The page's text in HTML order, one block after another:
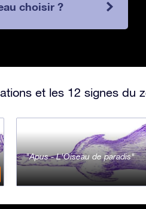
choisir ?
et les 12 signes du
Apus - L'Oiseau de paradis